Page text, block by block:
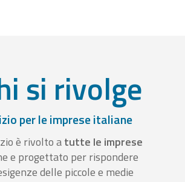
si rivolge
per le imprese italiane
è rivolto atutte le imprese
e progettato per rispondere
delle piccole e medie